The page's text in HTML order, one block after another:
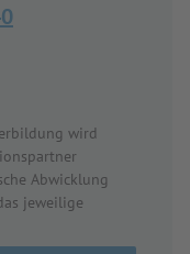
wird
Abwicklung
jeweilige